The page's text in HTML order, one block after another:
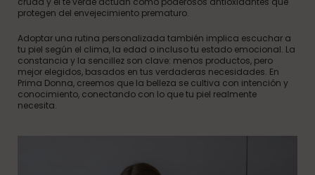
protegen del envejecimiento prematuro.
Adoptar una rutina personalizada también implica escuchar a
tu piel según el clima, la edad o incluso tu estado emocional. La
constancia y la sencillez son clave: menos productos, pero
mejor elegidos, basados en tus verdaderas necesidades. En
Prima Donna, creemos que la belleza se cultiva con intención y
conocimiento, conectando con lo que tu piel realmente
necesita.